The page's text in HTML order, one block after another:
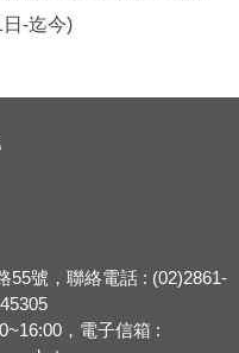
-迄今)
55號，聯絡電話 : (02)2861-
，電子信箱 :